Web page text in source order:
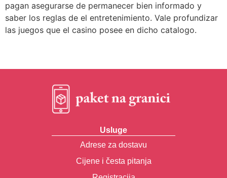
pagan asegurarse de permanecer bien informado y
saber los reglas de el entretenimiento. Vale profundizar
las juegos que el casino posee en dicho catalogo.
Usluge
Adrese za dostavu
Cijene i česta pitanja